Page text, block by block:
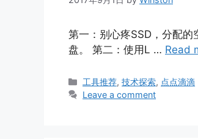
第一：别心疼SSD，分配
盘。 第二：使用L … Read
Categories
工具推荐,技术探索, 点点滴滴
Leave a comment